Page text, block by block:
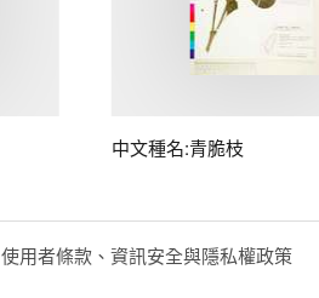
中文種名:青脆枝
使用者條款、資訊安全與隱私權政策